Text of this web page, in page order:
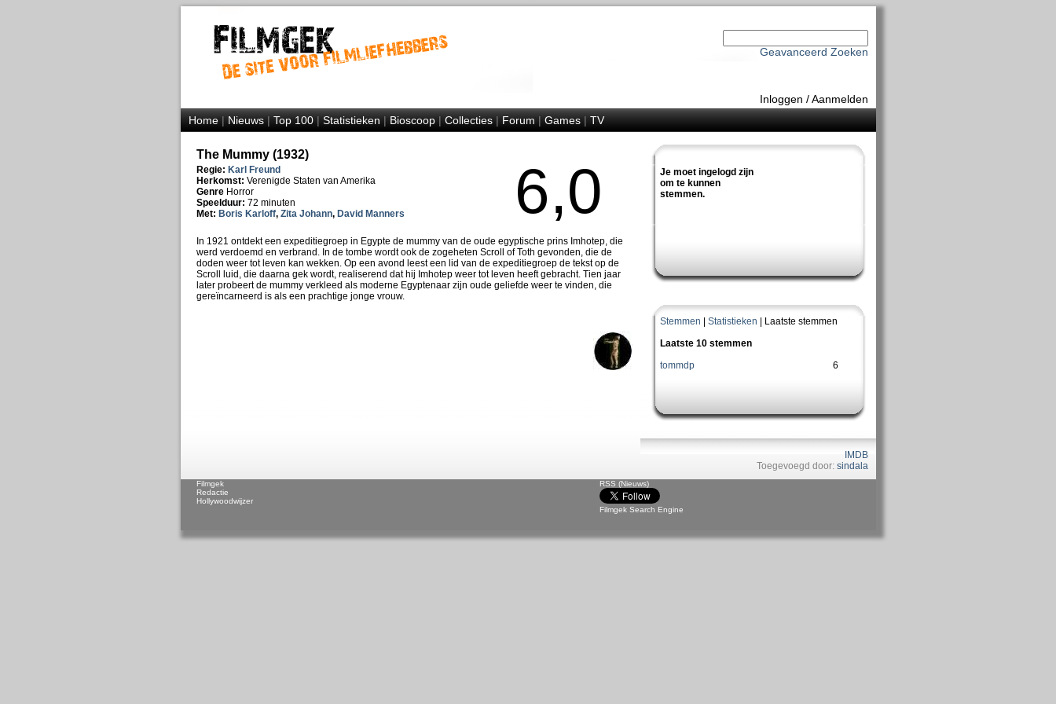
Geavanceerd Zoeken
Inloggen /Aanmelden
Home|Nieuws|Top 100|Statistieken|Bioscoop|Collecties|Forum|Games|TV
Je moet ingelogd zijn
om te kunnen
stemmen.
Stemmen Statistieken | Laatste stemmen
Laatste 10 stemmen
tommdp
6
IMDB
Toegevoegd door: sindala
The Mummy (1932)
Regie: Karl Freund
Herkomst: Verenigde Staten van Amerika
Genre Horror
Speelduur: 72 minuten
Met: Boris Karloff, Zita Johann, David Manners 6,0
In 1921 ontdekt een expeditiegroep in Egypte de mummy van de oude egyptische prins Imhotep, die
werd verdoemd en verbrand. In de tombe wordt ook de zogeheten Scroll of Toth gevonden, die de
doden weer tot leven kan wekken. Op een avond leest een lid van de expeditiegroep de tekst op de
Scroll luid, die daarna gek wordt, realiserend dat hij Imhotep weer tot leven heeft gebracht. Tien jaar
later probeert de mummy verkleed als moderne Egyptenaar zijn oude geliefde weer te vinden, die
gereïncarneerd is als een prachtige jonge vrouw.
RSS (Nieuws)
Filmgek Search Engine
Filmgek
Redactie
Hollywoodwijzer